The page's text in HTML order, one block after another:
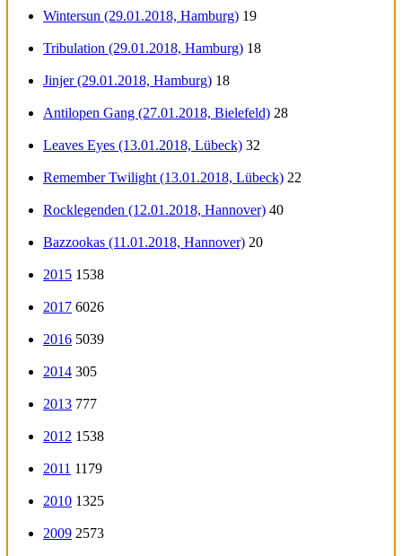
Wintersun (29.01.2018, Hamburg) 19
Tribulation (29.01.2018, Hamburg) 18
Jinjer (29.01.2018, Hamburg) 18
Antilopen Gang (27.01.2018, Bielefeld) 28
Leaves Eyes (13.01.2018, Lübeck) 32
Remember Twilight (13.01.2018, Lübeck) 22
Rocklegenden (12.01.2018, Hannover) 40
Bazzookas (11.01.2018, Hannover) 20
2015 1538
2017 6026
2016 5039
2014 305
2013 777
2012 1538
2011 1179
2010 1325
2009 2573